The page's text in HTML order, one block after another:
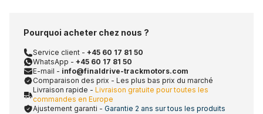
Pourquoi acheter chez nous ?
Service client - +45 60 17 81 50
WhatsApp - +45 60 17 81 50
E-mail - info@finaldrive-trackmotors.com
Comparaison des prix - Les plus bas prix du marché
Livraison rapide - Livraison gratuite pour toutes les
commandes en Europe
Ajustement garanti - Garantie 2 ans sur tous les produits